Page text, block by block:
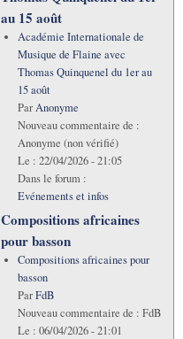
au 15 août
Académie Internationale de
Musique de Flaine avec
Thomas Quinquenel du 1er au
15 août
ParAnonyme
Nouveau commentaire de :
Anonyme (non vérifié)
Le : 22/04/2026 - 21:05
Dans le forum :
Evénements et infos
Compositions africaines
pour basson
Compositions africaines pour
basson
ParFdB
Nouveau commentaire de : FdB
Le : 06/04/2026 - 21:01